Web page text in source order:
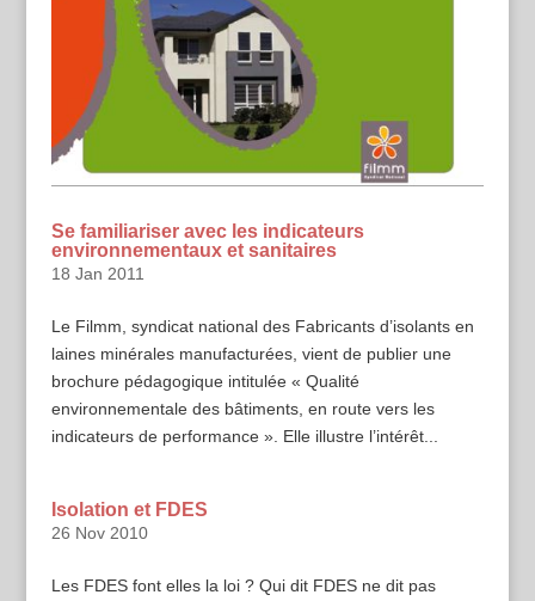
Se familiariser avec les indicateurs
environnementaux et sanitaires
18 Jan 2011
Le Filmm, syndicat national des Fabricants d’isolants en
laines minérales manufacturées, vient de publier une
brochure pédagogique intitulée « Qualité
environnementale des bâtiments, en route vers les
indicateurs de performance ». Elle illustre l’intérêt...
Isolation et FDES
26 Nov 2010
Les FDES font elles la loi ? Qui dit FDES ne dit pas